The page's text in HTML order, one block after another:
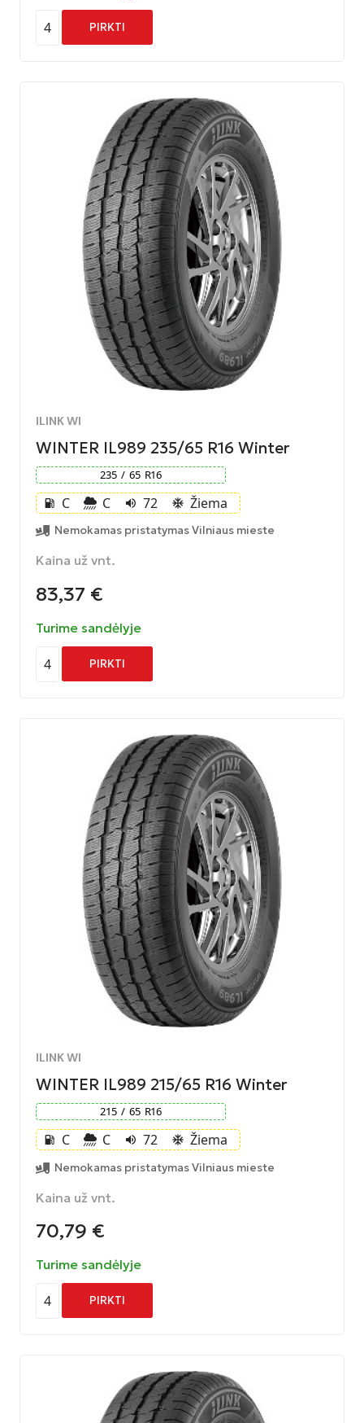
4 PIRKTI
ILINK WI
WINTER IL989 235/65 R16 Winter
235 / 65 R16
local_gas_station C C volume_up 72 ac_unit Žiema
Nemokamas pristatymas Vilniaus mieste
Kaina už vnt.
83,37 €
Turime sandėlyje
4 PIRKTI
ILINK WI
WINTER IL989 215/65 R16 Winter
215 / 65 R16
local_gas_station C C volume_up 72 ac_unit Žiema
Nemokamas pristatymas Vilniaus mieste
Kaina už vnt.
70,79 €
Turime sandėlyje
4 PIRKTI